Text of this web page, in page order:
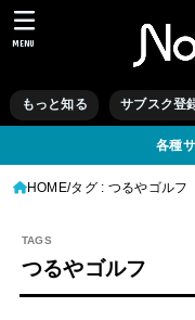
もっと知る サブスク登
MENU
各種
HOME タグ : つるやゴルフ
つるやゴルフ